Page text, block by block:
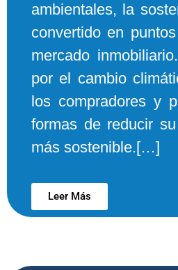
ambientales, la
convertido en
mercado
por el cambio
los compradores y
formas de reducir
más sostenible.[…]
Leer Más